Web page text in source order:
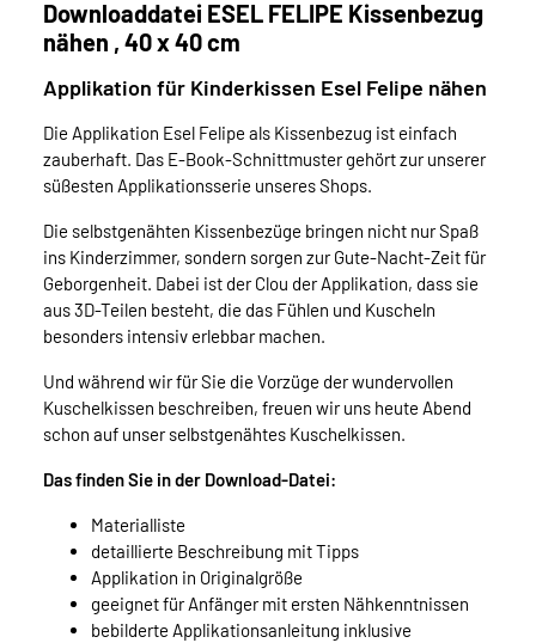
Downloaddatei ESEL FELIPE Kissenbezug
nähen , 40 x 40 cm
Applikation für Kinderkissen Esel Felipe nähen
Die Applikation Esel Felipe als Kissenbezug ist einfach
zauberhaft. Das E-Book-Schnittmuster gehört zur unserer
süßesten Applikationsserie unseres Shops.
Die selbstgenähten Kissenbezüge bringen nicht nur Spaß
ins Kinderzimmer, sondern sorgen zur Gute-Nacht-Zeit für
Geborgenheit. Dabei ist der Clou der Applikation, dass sie
aus 3D-Teilen besteht, die das Fühlen und Kuscheln
besonders intensiv erlebbar machen.
Und während wir für Sie die Vorzüge der wundervollen
Kuschelkissen beschreiben, freuen wir uns heute Abend
schon auf unser selbstgenähtes Kuschelkissen.
Das finden Sie in der Download-Datei:
Materialliste
detaillierte Beschreibung mit Tipps
Applikation in Originalgröße
geeignet für Anfänger mit ersten Nähkenntnissen
bebilderte Applikationsanleitung inklusive